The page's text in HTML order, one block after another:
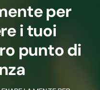
per
i tuoi
punto di